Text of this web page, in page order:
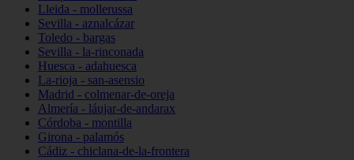
Lleida - mollerussa
Sevilla - aznalcázar
Toledo - bargas
Sevilla - la-rinconada
Huesca - adahuesca
La-rioja - san-asensio
Madrid - colmenar-de-oreja
Almería - láujar-de-andarax
Córdoba - montilla
Girona - palamós
Cádiz - chiclana-de-la-frontera